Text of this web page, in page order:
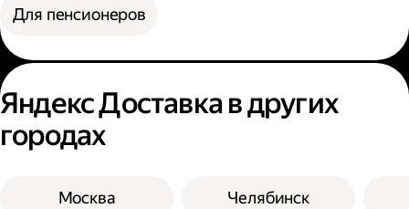
Для пенсионеров
Яндекс Доставка в других
городах
Москва Челябинск